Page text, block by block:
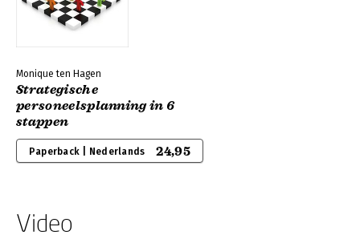
Monique ten Hagen
Strategische
personeelsplanning in 6
stappen
Paperback | Nederlands 24,95
Video